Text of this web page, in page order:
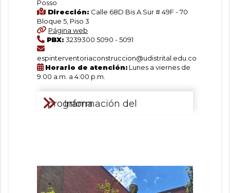
Posso
Dirección: Calle 68D Bis A Sur # 49F - 70
Bloque 5, Piso 3
Página web
PBX: 3239300 5090 - 5091
espinterventoriaconstruccion@udistrital.edu.co
Horario de atención: Lunes a viernes de
9:00 a.m. a 4:00 p.m.
Información del programa